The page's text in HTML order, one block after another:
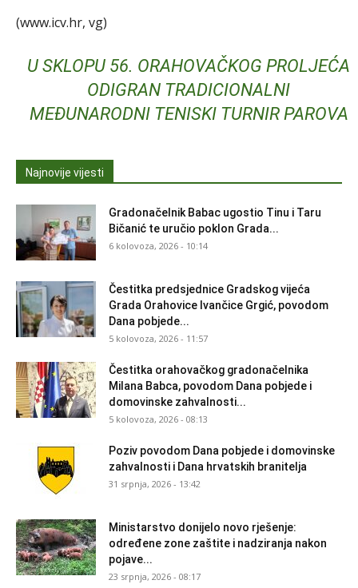
(www.icv.hr, vg)
U SKLOPU 56. ORAHOVAČKOG PROLJEĆA
ODIGRAN TRADICIONALNI
MEĐUNARODNI TENISKI TURNIR PAROVA
Najnovije vijesti
Gradonačelnik Babac ugostio Tinu i Taru
Bičanić te uručio poklon Grada...
6 kolovoza, 2026 - 10:14
Čestitka predsjednice Gradskog vijeća
Grada Orahovice Ivančice Grgić, povodom
Dana pobjede...
5 kolovoza, 2026 - 11:57
Čestitka orahovačkog gradonačelnika
Milana Babca, povodom Dana pobjede i
domovinske zahvalnosti...
5 kolovoza, 2026 - 08:13
Poziv povodom Dana pobjede i domovinske
zahvalnosti i Dana hrvatskih branitelja
31 srpnja, 2026 - 13:42
Ministarstvo donijelo novo rješenje:
određene zone zaštite i nadziranja nakon
pojave...
23 srpnja, 2026 - 08:17